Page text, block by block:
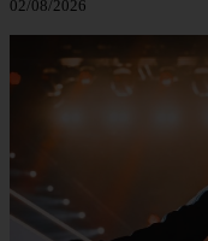
02/08/2026